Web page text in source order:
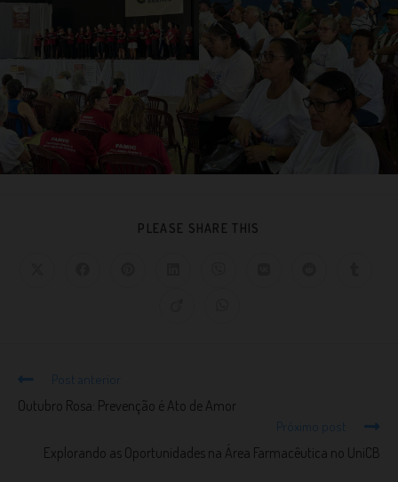
PLEASE SHARE THIS
Post anterior
Outubro Rosa: Prevenção é Ato de Amor
Próximo post
Explorando as Oportunidades na Área Farmacêutica no UniCB